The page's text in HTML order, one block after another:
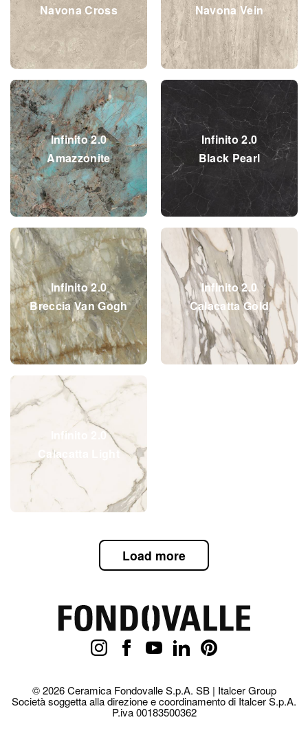
Navona Cross
Navona Vein
Infinito 2.0
Amazzonite
Infinito 2.0
Black Pearl
Infinito 2.0
Breccia Van Gogh
Infinito 2.0
Calacatta Gold
Infinito 2.0
Calacatta Light
Load more
© 2026 Ceramica Fondovalle S.p.A. SB | Italcer Group
Società soggetta alla direzione e coordinamento di Italcer S.p.A.
P.iva 00183500362